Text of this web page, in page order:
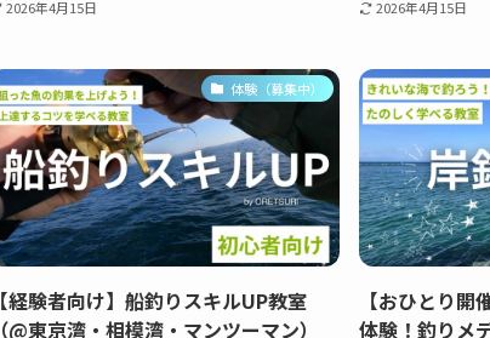
2026年4月15日 2026年4月15日
体験（募集中）
【経験者向け】船釣りスキルUP教室
（@東京湾・相模湾・マンツーマン）
【おひとり開
体験！釣りメ